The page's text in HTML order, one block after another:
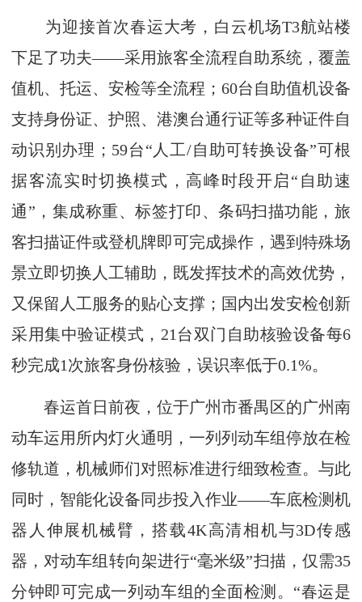
为迎接首次春运大考，白云机场T3航站楼
下足了功夫——采用旅客全流程自助系统，覆盖
值机、托运、安检等全流程；60台自助值机设备
支持身份证、护照、港澳台通行证等多种证件自
动识别办理；59台“人工/自助可转换设备”可根
据客流实时切换模式，高峰时段开启“自助速
通”，集成称重、标签打印、条码扫描功能，旅
客扫描证件或登机牌即可完成操作，遇到特殊场
景立即切换人工辅助，既发挥技术的高效优势，
又保留人工服务的贴心支撑；国内出发安检创新
采用集中验证模式，21台双门自助核验设备每6
秒完成1次旅客身份核验，误识率低于0.1%。
春运首日前夜，位于广州市番禺区的广州南
动车运用所内灯火通明，一列列动车组停放在检
修轨道，机械师们对照标准进行细致检查。与此
同时，智能化设备同步投入作业——车底检测机
器人伸展机械臂，搭载4K高清相机与3D传感
器，对动车组转向架进行“毫米级”扫描，仅需35
分钟即可完成一列动车组的全面检测。“春运是